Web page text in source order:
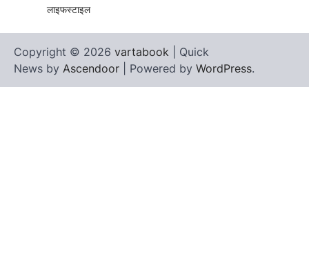
लाइफस्टाइल
Copyright © 2026 vartabook | Quick
News by Ascendoor | Powered by WordPress.